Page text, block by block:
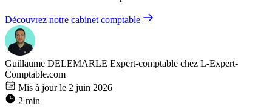
Découvrez notre cabinet comptable
Guillaume DELEMARLE Expert-comptable chez L-Expert-
Comptable.com
Mis à jour le 2 juin 2026
2 min